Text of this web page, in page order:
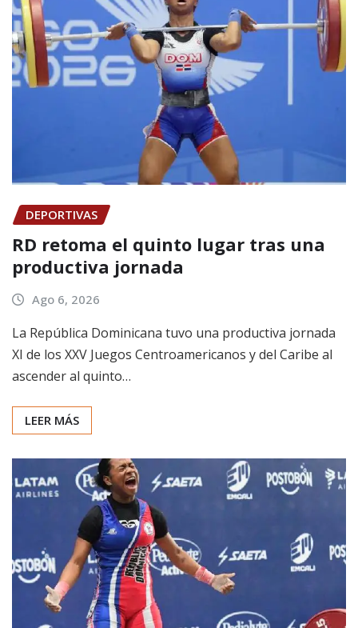
DEPORTIVAS
RD retoma el quinto lugar tras una
productiva jornada
Ago 6, 2026
La República Dominicana tuvo una productiva jornada
XI de los XXV Juegos Centroamericanos y del Caribe al
ascender al quinto…
LEER MÁS